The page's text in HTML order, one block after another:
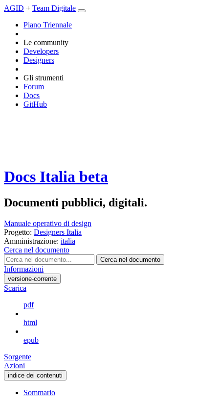
AGID + Team Digitale
Piano Triennale
Le community
Developers
Designers
Gli strumenti
Forum
Docs
GitHub
Docs Italia beta
Documenti pubblici, digitali.
Manuale operativo di design
Progetto: Designers Italia
Amministrazione: italia
Cerca nel documento
Cerca nel documento
Informazioni
versione-corrente
Scarica
pdf
html
epub
Sorgente
Azioni
indice dei contenuti
Sommario